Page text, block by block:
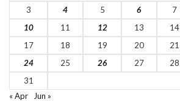
3
4 5 6 7
10
11 12 13 14
17
18 19 20 21
24
25 26 27 28
31
« Apr
Jun »